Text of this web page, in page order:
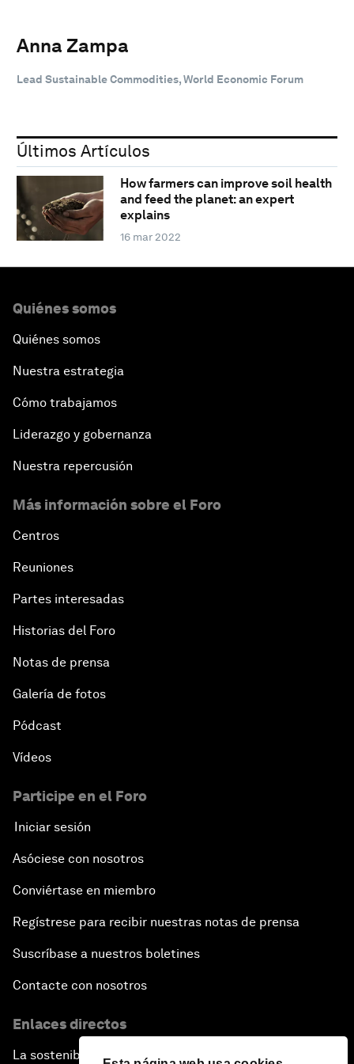
Anna Zampa
Lead Sustainable Commodities, World Economic Forum
Últimos Artículos
How farmers can improve soil health
and feed the planet: an expert
explains
16 mar 2022
Quiénes somos
Quiénes somos
Nuestra estrategia
Cómo trabajamos
Liderazgo y gobernanza
Nuestra repercusión
Más información sobre el Foro
Centros
Reuniones
Partes interesadas
Historias del Foro
Notas de prensa
Galería de fotos
Pódcast
Vídeos
Participe en el Foro
Iniciar sesión
Asóciese con nosotros
Conviértase en miembro
Regístrese para recibir nuestras notas de prensa
Suscríbase a nuestros boletines
Contacte con nosotros
Enlaces directos
La sostenibilidad en el Foro